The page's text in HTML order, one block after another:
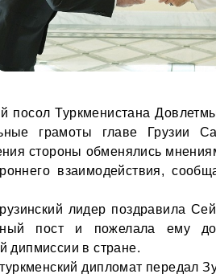
посол Туркменистана
грамоты главе Грузии
стороны обменялись
взаимодействия,
лидер поздравила
пост и пожелала ему
дипмиссии в стране.
дипломат передал